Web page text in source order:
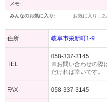
メモ:
みんなのお気に入り: お気に入り… 2
住所 岐阜市栄新町1-9
TEL
058-337-3145
※お問い合わせの際
だければ幸いです。
FAX 058-337-3145